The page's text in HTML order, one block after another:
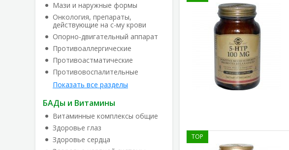
Мази и наружные формы
Онкология, препараты,
действующие на с-му крови
Опорно-двигательный аппарат
Противоаллергические
Противоастматические
Противовоспалительные
Показать все разделы
БАДы и Витамины
Витаминные комплексы общие
Здоровье глаз
Здоровье сердца
TOP